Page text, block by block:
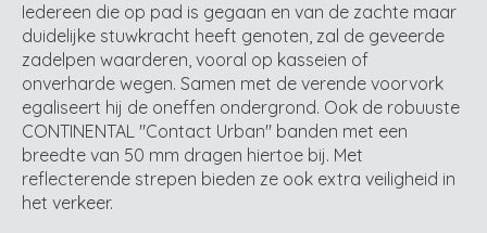
Iedereen die op pad is gegaan en van de zachte maar
duidelijke stuwkracht heeft genoten, zal de geveerde
zadelpen waarderen, vooral op kasseien of
onverharde wegen. Samen met de verende voorvork
egaliseert hij de oneffen ondergrond. Ook de robuuste
CONTINENTAL "Contact Urban" banden met een
breedte van 50 mm dragen hiertoe bij. Met
reflecterende strepen bieden ze ook extra veiligheid in
het verkeer.